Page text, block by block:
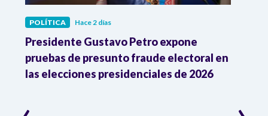
POLÍTICA Hace 2 días
Presidente Gustavo Petro expone
pruebas de presunto fraude electoral en
las elecciones presidenciales de 2026